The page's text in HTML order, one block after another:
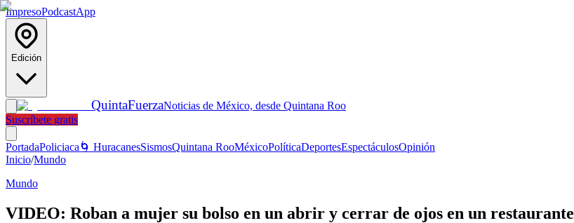
ImpresoPodcastApp
Edición
QuintaFuerzaNoticias de México, desde Quintana Roo
Suscríbete gratis
PortadaPoliciaca 🌀 HuracanesSismosQuintana RooMéxicoPolíticaDeportesEspectáculosOpinión
Inicio/Mundo
Mundo
VIDEO: Roban a mujer su bolso en un abrir y cerrar de ojos en un restaurante